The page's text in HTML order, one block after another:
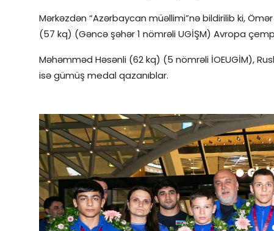
Mərkəzdən “Azərbaycan müəllimi”nə bildirilib ki,
(57 kq) (Gəncə şəhər 1 nömrəli UGİŞM) Avropa
Məhəmməd Həsənli (62 kq) (5 nömrəli İOEUGİM),
isə gümüş medal qazanıblar.